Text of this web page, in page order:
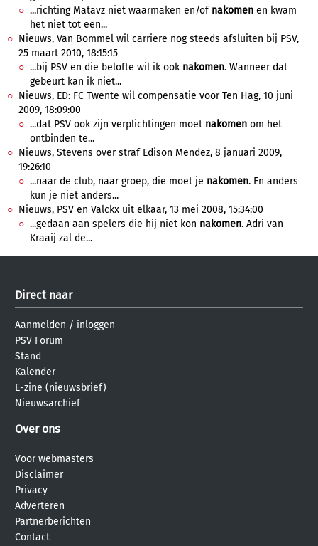
...richting Matavz niet waarmaken en/of nakomen en kwam
het niet tot een...
Nieuws, Van Bommel wil carriere nog steeds afsluiten bij PSV,
25 maart 2010, 18:15:15
...bij PSV en die belofte wil ik ook nakomen. Wanneer dat
gebeurt kan ik niet...
Nieuws, ED: FC Twente wil compensatie voor Ten Hag, 10 juni
2009, 18:09:00
...dat PSV ook zijn verplichtingen moet nakomen om het
ontbinden te...
Nieuws, Stevens over straf Edison Mendez, 8 januari 2009,
19:26:10
...naar de club, naar groep, die moet je nakomen. En anders
kun je niet anders...
Nieuws, PSV en Valckx uit elkaar, 13 mei 2008, 15:34:00
...gedaan aan spelers die hij niet kon nakomen. Adri van
Kraaij zal de...
Direct naar
Aanmelden / inloggen
PSV Forum
Stand
Kalender
E-zine (nieuwsbrief)
Nieuwsarchief
Over ons
Voor webmasters
Disclaimer
Privacy
Adverteren
Partnerberichten
Contact